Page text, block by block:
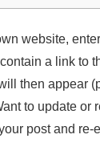
website,
a link to
then appear
to update or
post and re-